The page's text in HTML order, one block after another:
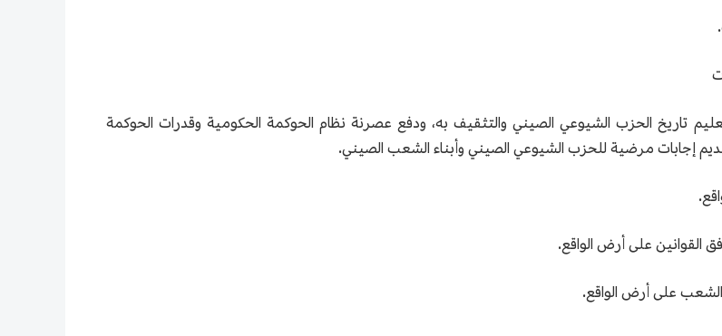
تاريخ الحزب الشيوعي الصيني والتثقيف به، ودفع عصرنة نظام الحوكمة الحكومية وقدرات الحوكمة
إجابات مرضية للحزب الشيوعي الصيني وأبناء الشعب الصيني.
القوانين على أرض الواقع.
الشعب على أرض الواقع.